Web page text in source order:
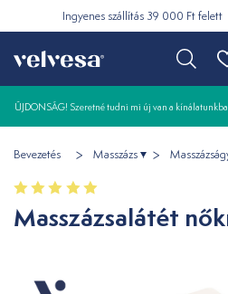
Ingyenes szállítás 39 000 Ft felett
ÚJDONSÁG! Szeretné tudni mi új van a
Bevezetés Masszázs
Masszázsalátét